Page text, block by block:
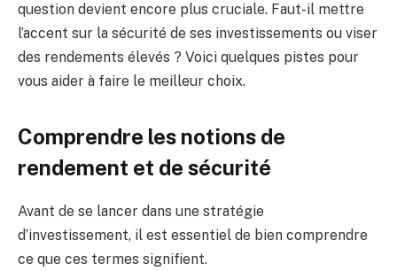
question devient encore plus cruciale. Faut-il mettre
l’accent sur la sécurité de ses investissements ou viser
des rendements élevés ? Voici quelques pistes pour
vous aider à faire le meilleur choix.
Comprendre les notions de
rendement et de sécurité
Avant de se lancer dans une stratégie
d’investissement, il est essentiel de bien comprendre
ce que ces termes signifient.